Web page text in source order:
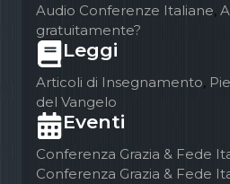
Audio Conferenze Italiane,
gratuitamente?
Leggi
Articoli di Insegnamento,
del Vangelo
Eventi
Conferenza Grazia & Fede
Conferenza Grazia & Fede